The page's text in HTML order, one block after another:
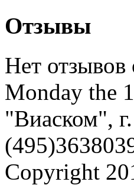
Отзывы
Нет отзывов
Monday the
"Виаском",
Copyright